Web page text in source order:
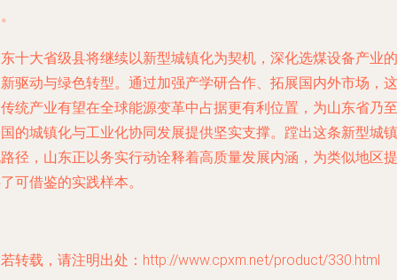
十大省级县将继续以新型城镇化为契机，深化选煤设备产业的
驱动与绿色转型。通过加强产学研合作、拓展国内外市场，这
统产业有望在全球能源变革中占据更有利位置，为山东省乃至
的城镇化与工业化协同发展提供坚实支撑。蹚出这条新型城镇
径，山东正以务实行动诠释着高质量发展内涵，为类似地区提
可借鉴的实践样本。
转载，请注明出处：http://www.cpxm.net/product/330.html